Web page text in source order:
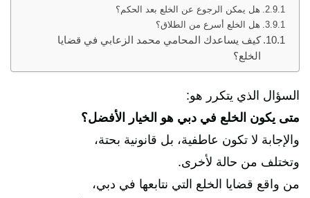
هل يمكن الرجوع عن الخلع بعد الحكم؟
هل الخلع أسرع من الطلاق؟
كيف يساعدك المحامي محمد الزعابي في قضايا
الخلع؟
السؤال الذي يتكرر هو:
متى يكون الخلع في دبي هو الخيار الأفضل؟
والإجابة لا تكون عاطفية، بل قانونية بحتة،
وتختلف من حالة لأخرى.
من واقع قضايا الخلع التي نتابعها في دبي،